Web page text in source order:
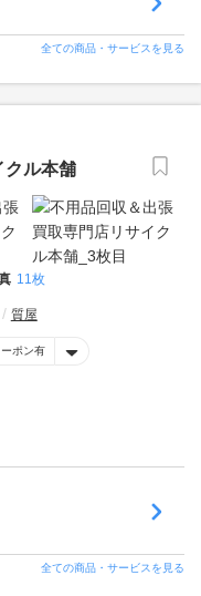
全ての商品・サービスを見る
クル本舗
11枚
質屋
ーポン有
全ての商品・サービスを見る